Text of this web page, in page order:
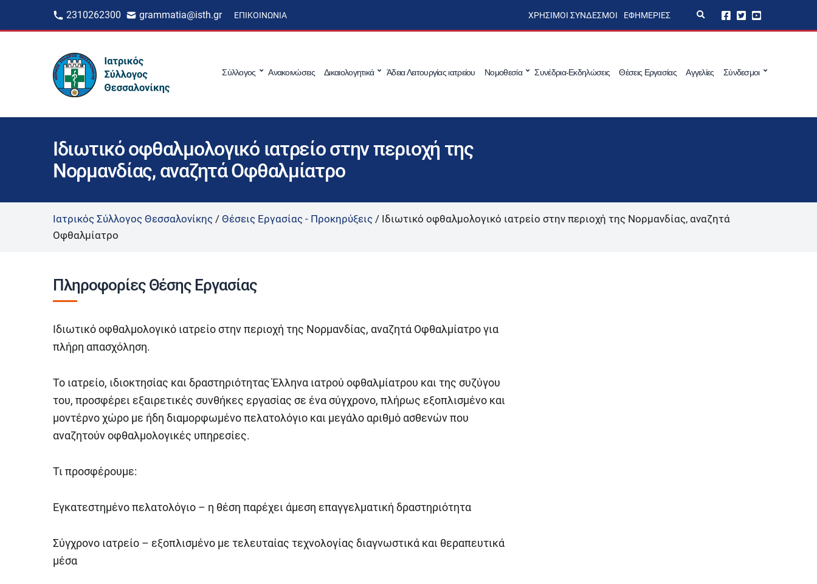
2310262300 grammatia@isth.gr ΕΠΙΚΟΙΝΩΝΊΑ ΧΡΉΣΙΜΟΙ ΣΎΝΔΕΣΜΟΙ ΕΦΗΜΕΡΊΕΣ
p
s
e
Σύλλογος Ανακοινώσεις Δικαιολογητικά Άδεια Λειτουργίας ιατρείου Νομοθεσία Συνέδρια-Εκδηλώσεις Θέσεις Εργασίας Αγγελίες Σύνδεσμοι
Ιδιωτικό οφθαλμολογικό ιατρείο στην περιοχή της
Νορμανδίας, αναζητά Οφθαλμίατρο
Ιατρικός Σύλλογος Θεσσαλονίκης / Θέσεις Εργασίας - Προκηρύξεις / Ιδιωτικό οφθαλμολογικό ιατρείο στην περιοχή της Νορμανδίας, αναζητά
Οφθαλμίατρο
Πληροφορίες Θέσης Εργασίας
Ιδιωτικό οφθαλμολογικό ιατρείο στην περιοχή της Νορμανδίας, αναζητά Οφθαλμίατρο για
πλήρη απασχόληση.
Το ιατρείο, ιδιοκτησίας και δραστηριότητας Έλληνα ιατρού οφθαλμίατρου και της συζύγου
του, προσφέρει εξαιρετικές συνθήκες εργασίας σε ένα σύγχρονο, πλήρως εξοπλισμένο και
μοντέρνο χώρο με ήδη διαμορφωμένο πελατολόγιο και μεγάλο αριθμό ασθενών που
αναζητούν οφθαλμολογικές υπηρεσίες.
Τι προσφέρουμε:
Εγκατεστημένο πελατολόγιο – η θέση παρέχει άμεση επαγγελματική δραστηριότητα
Σύγχρονο ιατρείο – εξοπλισμένο με τελευταίας τεχνολογίας διαγνωστικά και θεραπευτικά
μέσα